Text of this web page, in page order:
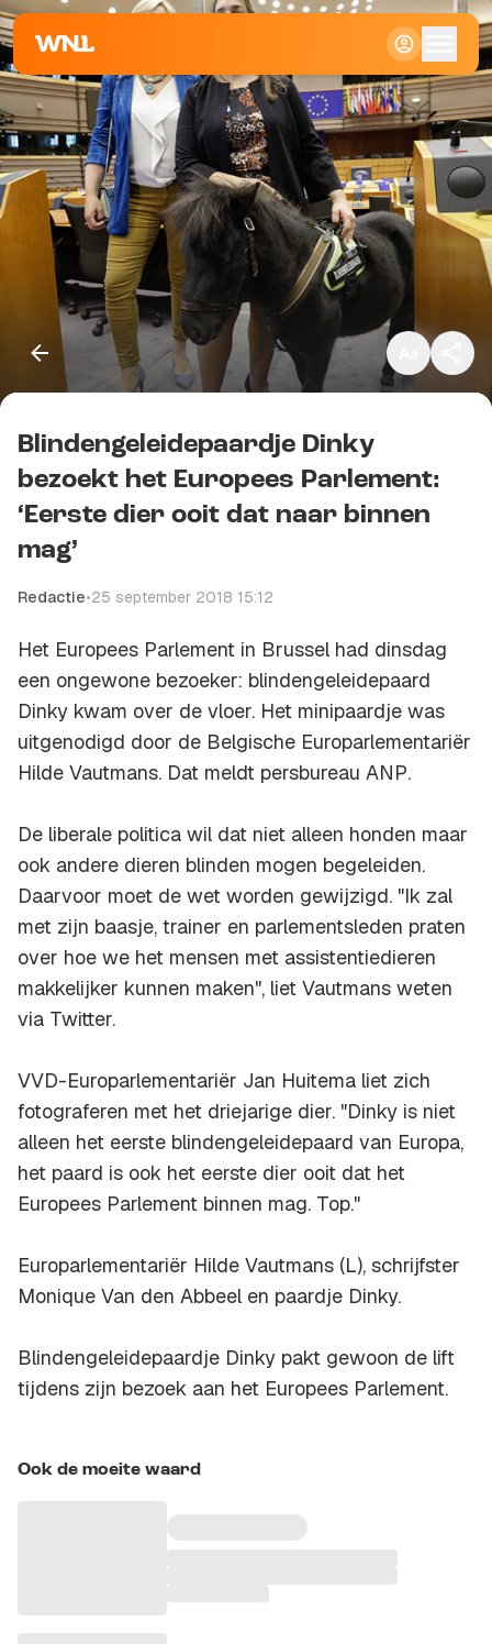
Klein
Standaard
Groot
Kopieer link
Blindengeleidepaardje Dinky
bezoekt het Europees Parlement:
‘Eerste dier ooit dat naar binnen
mag’
Redactie•25 september 2018 15:12
Het Europees Parlement in Brussel had dinsdag
een ongewone bezoeker: blindengeleidepaard
Dinky kwam over de vloer. Het minipaardje was
uitgenodigd door de Belgische Europarlementariër
Hilde Vautmans. Dat meldt persbureau ANP.
De liberale politica wil dat niet alleen honden maar
ook andere dieren blinden mogen begeleiden.
Daarvoor moet de wet worden gewijzigd. "Ik zal
met zijn baasje, trainer en parlementsleden praten
over hoe we het mensen met assistentiedieren
makkelijker kunnen maken", liet Vautmans weten
via Twitter.
VVD-Europarlementariër Jan Huitema liet zich
fotograferen met het driejarige dier. "Dinky is niet
alleen het eerste blindengeleidepaard van Europa,
het paard is ook het eerste dier ooit dat het
Europees Parlement binnen mag. Top."
Europarlementariër Hilde Vautmans (L), schrijfster
Monique Van den Abbeel en paardje Dinky.
Blindengeleidepaardje Dinky pakt gewoon de lift
tijdens zijn bezoek aan het Europees Parlement.
Ook de moeite waard